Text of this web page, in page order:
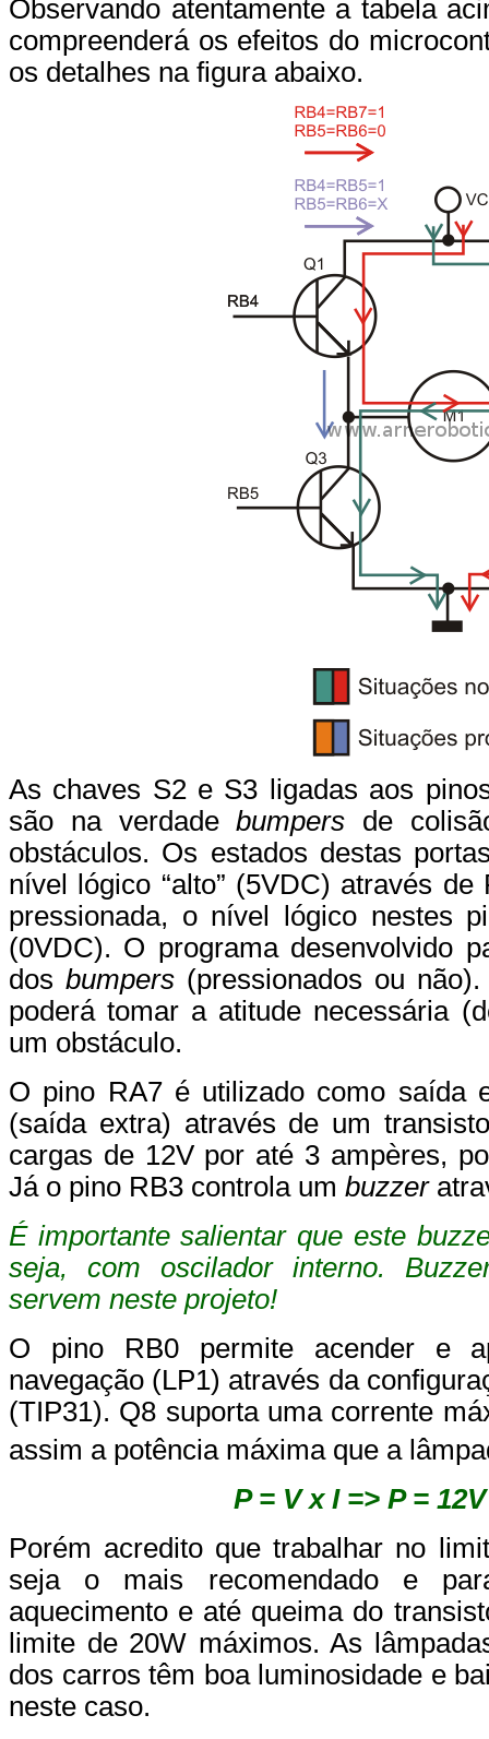
Observando atentamente a tabela
compreenderá os efeitos do
os detalhes na figura abaixo.
As chaves S2 e S3 ligadas aos
são na verdadebumpers de
obstáculos. Os estados destas
nível lógico “alto” (5VDC) através
pressionada, o nível lógico nestes
(0VDC). O programa desenvolvido
dos bumpers (pressionados ou
poderá tomar a atitude necessária
um obstáculo.
O pino RA7 é utilizado como saída
(saída extra) através de um
cargas de 12V por até 3 ampères,
Já o pino RB3 controla um buzzer
É importante salientar que este
seja, com oscilador interno.
servem neste projeto!
O pino RB0 permite acender e
navegação (LP1) através da
(TIP31). Q8 suporta uma corrente
assim a potência máxima que a
P = V x I => P =
Porém acredito que trabalhar no
seja o mais recomendado e
aquecimento e até queima do
limite de 20W máximos. As
dos carros têm boa luminosidade e
neste caso.